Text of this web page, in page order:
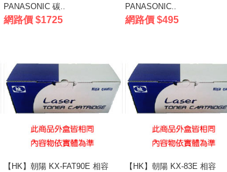
PANASONIC 碳..
網路價 $1725
PANASONIC..
網路價 $495
【HK】朝陽 KX-FAT90E 相容
【HK】朝陽 KX-83E 相容